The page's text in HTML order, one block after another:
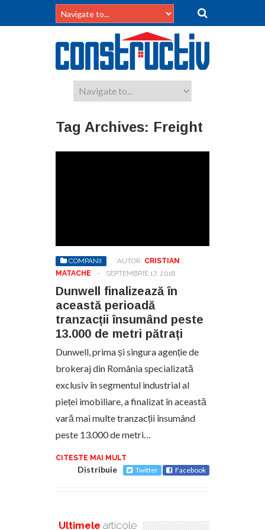
Tag Archives: Freight
COMPANII AUTOR: CRISTIAN
MATACHE
- SEPTEMBRIE 17, 2018
Dunwell finalizează în
această perioadă
tranzacții însumând peste
13.000 de metri pătrați
Dunwell, prima și singura agenție de
brokeraj din România specializată
exclusiv în segmentul industrial al
pieței imobiliare, a finalizat în această
vară mai multe tranzacții însumând
peste 13.000 de metri…
CITESTE MAI MULT
Distribuie Twitter Facebook
Ultimele articole